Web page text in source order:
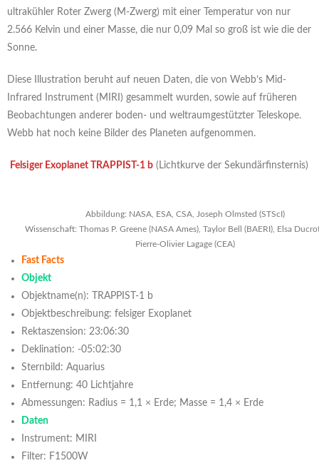
ultrakühler Roter Zwerg (M-Zwerg) mit einer Temperatur von nur
2.566 Kelvin und einer Masse, die nur 0,09 Mal so groß ist wie die der
Sonne.
Diese Illustration beruht auf neuen Daten, die von Webb’s Mid-
Infrared Instrument (MIRI) gesammelt wurden, sowie auf früheren
Beobachtungen anderer boden- und weltraumgestützter Teleskope.
Webb hat noch keine Bilder des Planeten aufgenommen.
Felsiger Exoplanet TRAPPIST-1 b (Lichtkurve der Sekundärfinsternis)
Abbildung: NASA, ESA, CSA, Joseph Olmsted (STScI)
Wissenschaft: Thomas P. Greene (NASA Ames), Taylor Bell (BAERI), Elsa
Pierre-Olivier Lagage (CEA)
Fast Facts
Objekt
Objektname(n): TRAPPIST-1 b
Objektbeschreibung: felsiger Exoplanet
Rektaszension: 23:06:30
Deklination: -05:02:30
Sternbild: Aquarius
Entfernung: 40 Lichtjahre
Abmessungen: Radius = 1,1 × Erde; Masse = 1,4 × Erde
Daten
Instrument: MIRI
Filter: F1500W